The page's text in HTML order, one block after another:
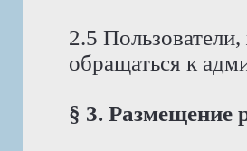
2.5
обращаться к
§ 3. Размещение